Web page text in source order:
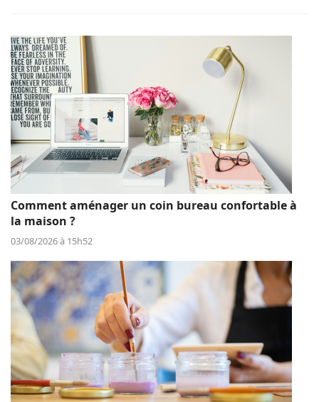
Comment aménager un coin bureau confortable à
la maison ?
03/08/2026 à 15h52